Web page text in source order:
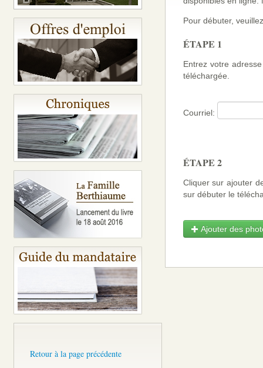
Retour à la page précédente
Pour débuter,
ÉTAPE 1
Entrez votre
téléchargée.
Courriel:
ÉTAPE 2
Cliquer sur ajouter
sur débuter le
Ajouter des